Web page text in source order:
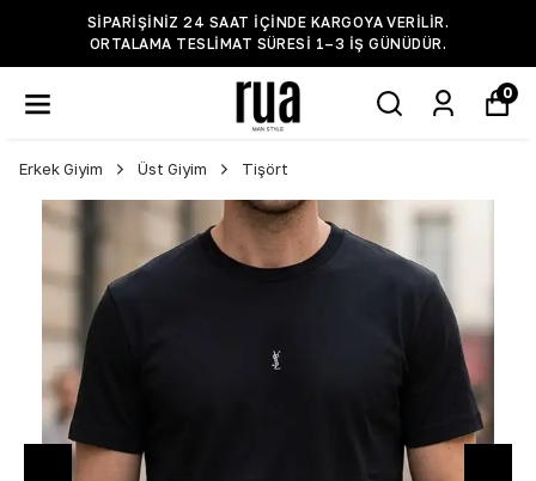
SIPARIŞINIZ 24 SAAT IÇINDE KARGOYA VERILIR.
ORTALAMA TESLIMAT SÜRESI 1–3 IŞ GÜNÜDÜR.
0
Erkek Giyim Üst Giyim Tişört